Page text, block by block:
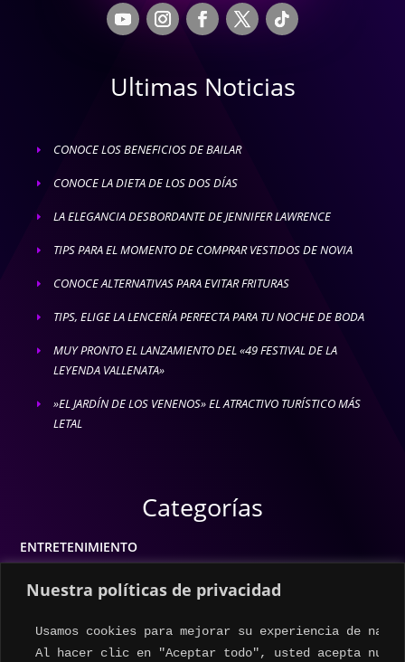
Nuestra políticas de privacidad
Usamos cookies para mejorar su experiencia de
Al hacer clic en "Aceptar todo", usted acepta
Ultimas Noticias
E CONOCE LOS BENEFICIOS DE BAILAR
E CONOCE LA DIETA DE LOS DOS DÍAS
E LA ELEGANCIA DESBORDANTE DE JENNIFER LAWRENCE
E TIPS PARA EL MOMENTO DE COMPRAR VESTIDOS DE NOVIA
E CONOCE ALTERNATIVAS PARA EVITAR FRITURAS
E TIPS, ELIGE LA LENCERÍA PERFECTA PARA TU NOCHE DE BODA
E
MUY PRONTO EL LANZAMIENTO DEL «49 FESTIVAL DE LA
LEYENDA VALLENATA»
E
»EL JARDÍN DE LOS VENENOS» EL ATRACTIVO TURÍSTICO MÁS
LETAL
Categorías
ENTRETENIMIENTO
ESTILO DE VIDA